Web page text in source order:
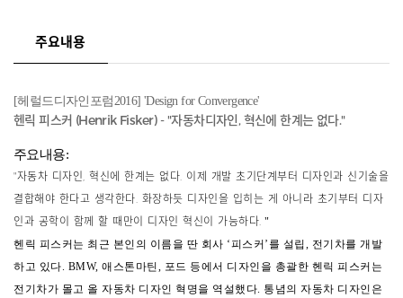
주요내용
[헤럴드디자인포럼2016] 'Design for Convergence'
헨릭 피스커 (Henrik Fisker) - "자동차디자인, 혁신에 한계는 없다."
주요내용:
"자동차 디자인, 혁신에 한계는 없다. 이제 개발 초기단계부터 디자인과 신기술을
결합해야 한다고 생각한다. 화장하듯 디자인을 입히는 게 아니라 초기부터 디자
인과 공학이 함께 할 때만이 디자인 혁신이 가능하다. "
헨릭 피스커는 최근 본인의 이름을 딴 회사 ‘피스커’를 설립, 전기차를 개발
하고 있다. BMW, 애스톤마틴, 포드 등에서 디자인을 총괄한 헨릭 피스커는
전기차가 몰고 올 자동차 디자인 혁명을 역설했다. 통념의 자동차 디자인은